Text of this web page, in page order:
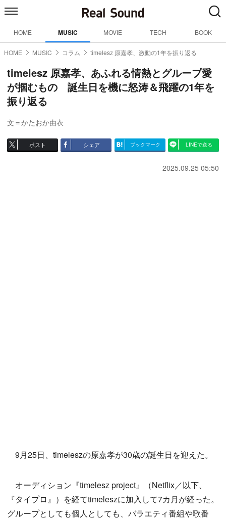
HOME MUSIC MOVIE TECH BOOK
HOME MUSIC コラム timelesz 原嘉孝、激動の1年を振り返る
timelesz 原嘉孝、あふれる情熱とグループ愛
が掴むもの 誕生日を機に怒涛＆飛躍の1年を
振り返る
文＝かたおか由衣
ポスト シェア ブックマーク LINEで送る
2025.09.25 05:50
9月25日、timeleszの原嘉孝が30歳の誕生日を迎えた。
オーディション『timelesz project』（Netflix／以下、
『タイプロ』）を経てtimeleszに加入して7カ月が経った。
グループとしても個人としても、バラエティ番組や歌番